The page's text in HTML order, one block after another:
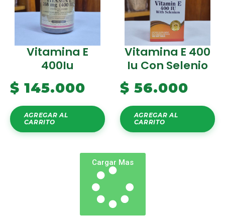
Vitamina E
400Iu
$ 145.000
AGREGAR AL
CARRITO
Vitamina E 400
Iu Con Selenio
$ 56.000
AGREGAR AL
CARRITO
Cargar Mas